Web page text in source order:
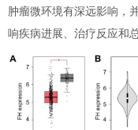
肿瘤微环境有深远影响，
响疾病进展、治疗反应和